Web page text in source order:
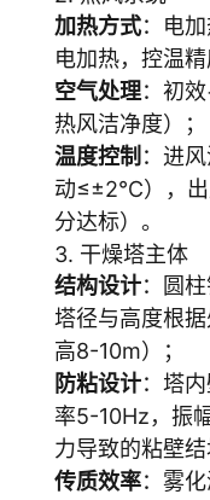
加热方式：电
电加热，控温精
空气处理：初
热风洁净度）；
温度控制 ：进
动≤±2℃），出
分达标）。
3. 干燥塔主体
结构设计：圆
塔径与高度根
高8-10m）；
防粘设计：塔
率5-10Hz，振
力导致的粘壁结
传质效率：雾